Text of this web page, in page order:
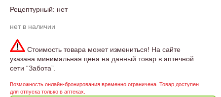
Рецептурный: нет
нет в наличии
Стоимость товара может измениться! На сайте
указана минимальная цена на данный товар в аптечной
сети “Забота”.
Возможность онлайн-бронирования временно ограничена. Товар доступен
для отпуска только в аптеках.